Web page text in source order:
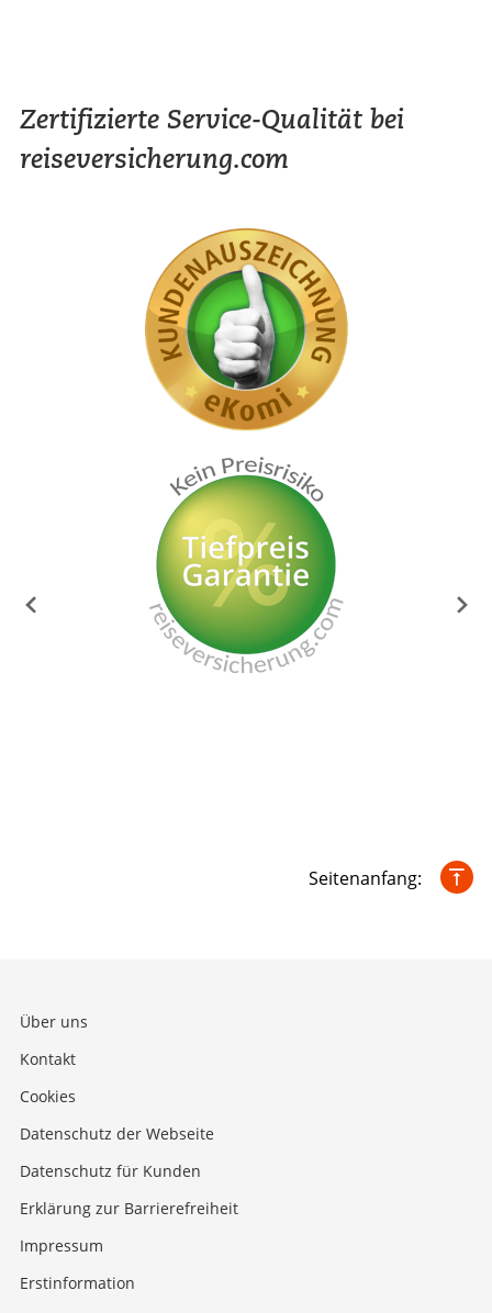
Zertifizierte Service-Qualität bei
reiseversicherung.com
Seitenanfang:
Über uns
Kontakt
Cookies
Datenschutz der Webseite
Datenschutz für Kunden
Erklärung zur Barrierefreiheit
Impressum
Erstinformation